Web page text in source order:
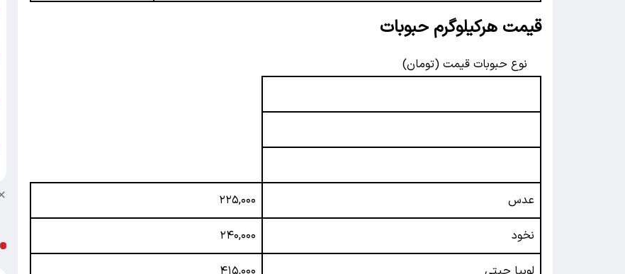
قیمت هرکیلوگرم حبوبات
نوع حبوبات قیمت (تومان)
عدس ۲۲۵,۰۰۰
نخود ۲۴۰,۰۰۰